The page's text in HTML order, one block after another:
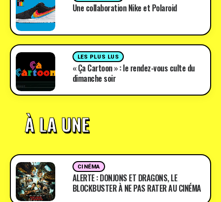
Une collaboration Nike et Polaroid
LES PLUS LUS
« Ça Cartoon » : le rendez-vous culte du
dimanche soir
À LA UNE
CINÉMA
ALERTE : DONJONS ET DRAGONS, LE
BLOCKBUSTER À NE PAS RATER AU CINÉMA